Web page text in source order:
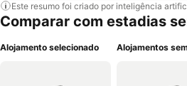
Este resumo foi criado por inteligência
Comparar com estadias
Alojamento selecionado Alojamentos